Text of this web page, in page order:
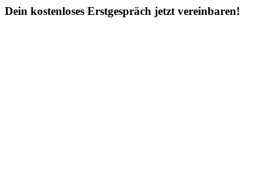
Dein kostenloses Erstgespräch jetzt vereinbaren!